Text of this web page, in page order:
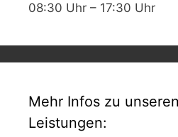
08:30 Uhr – 17:30 Uhr
Mehr Infos zu
Leistungen: